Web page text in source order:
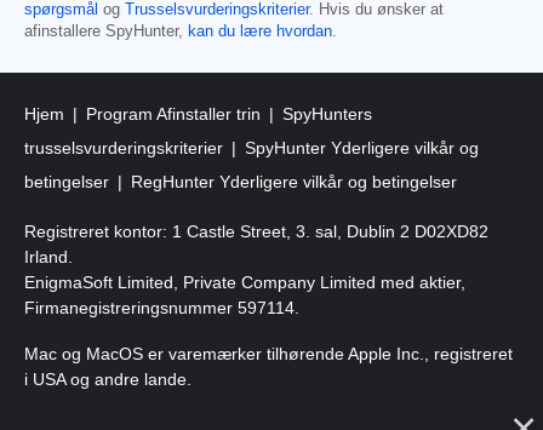
spørgsmål og Trusselsvurderingskriterier. Hvis du ønsker at
afinstallere SpyHunter, kan du lære hvordan.
Hjem Program Afinstaller trin
SpyHunters
trusselsvurderingskriterier
SpyHunter Yderligere vilkår og
betingelser
RegHunter Yderligere vilkår og betingelser
Registreret kontor: 1 Castle Street, 3. sal, Dublin 2 D02XD82
Irland.
EnigmaSoft Limited, Private Company Limited med aktier,
Firmanegistreringsnummer 597114.
Mac og MacOS er varemærker tilhørende Apple Inc., registreret
i USA og andre lande.